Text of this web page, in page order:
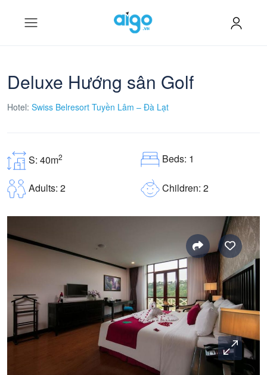
Deluxe Hướng sân Golf
Hotel: Swiss Belresort Tuyền Lâm – Đà Lạt
S: 40m2 Beds: 1
Adults: 2 Children: 2